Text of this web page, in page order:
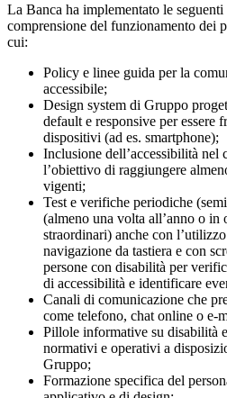
La Banca ha implementato le
comprensione del funzionamento dei
cui:
Policy e linee guida per la
accessibile;
Design system di Gruppo
default e responsive per essere
dispositivi (ad es. smartphone);
Inclusione dell’accessibilità
l’obiettivo di raggiungere
vigenti;
Test e verifiche periodiche
(almeno una volta all’anno o in
straordinari) anche con
navigazione da tastiera e con
persone con disabilità per
di accessibilità e identificare
Canali di comunicazione che
come telefono, chat online o e-
Pillole informative su disabilità
normativi e operativi a
Gruppo;
Formazione specifica del